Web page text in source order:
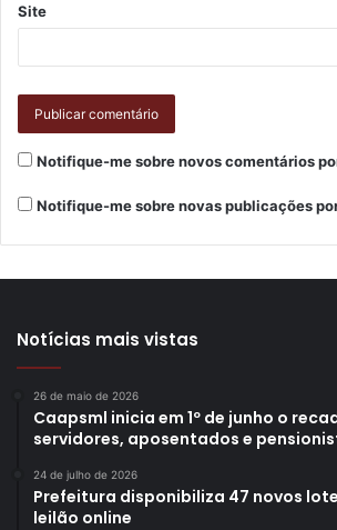
Site
Notifique-me sobre novos comentários
Notifique-me sobre novas publicações
Notícias mais vistas
26 de maio de 2026
Caapsml inicia em 1º de junho o
servidores, aposentados e
24 de julho de 2026
Prefeitura disponibiliza 47 novos
leilão online